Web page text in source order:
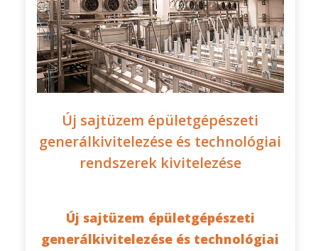
Új sajtüzem épületgépészeti
generálkivitelezése és technológiai
rendszerek kivitelezése
Új sajtüzem épületgépészeti
generálkivitelezése és technológiai